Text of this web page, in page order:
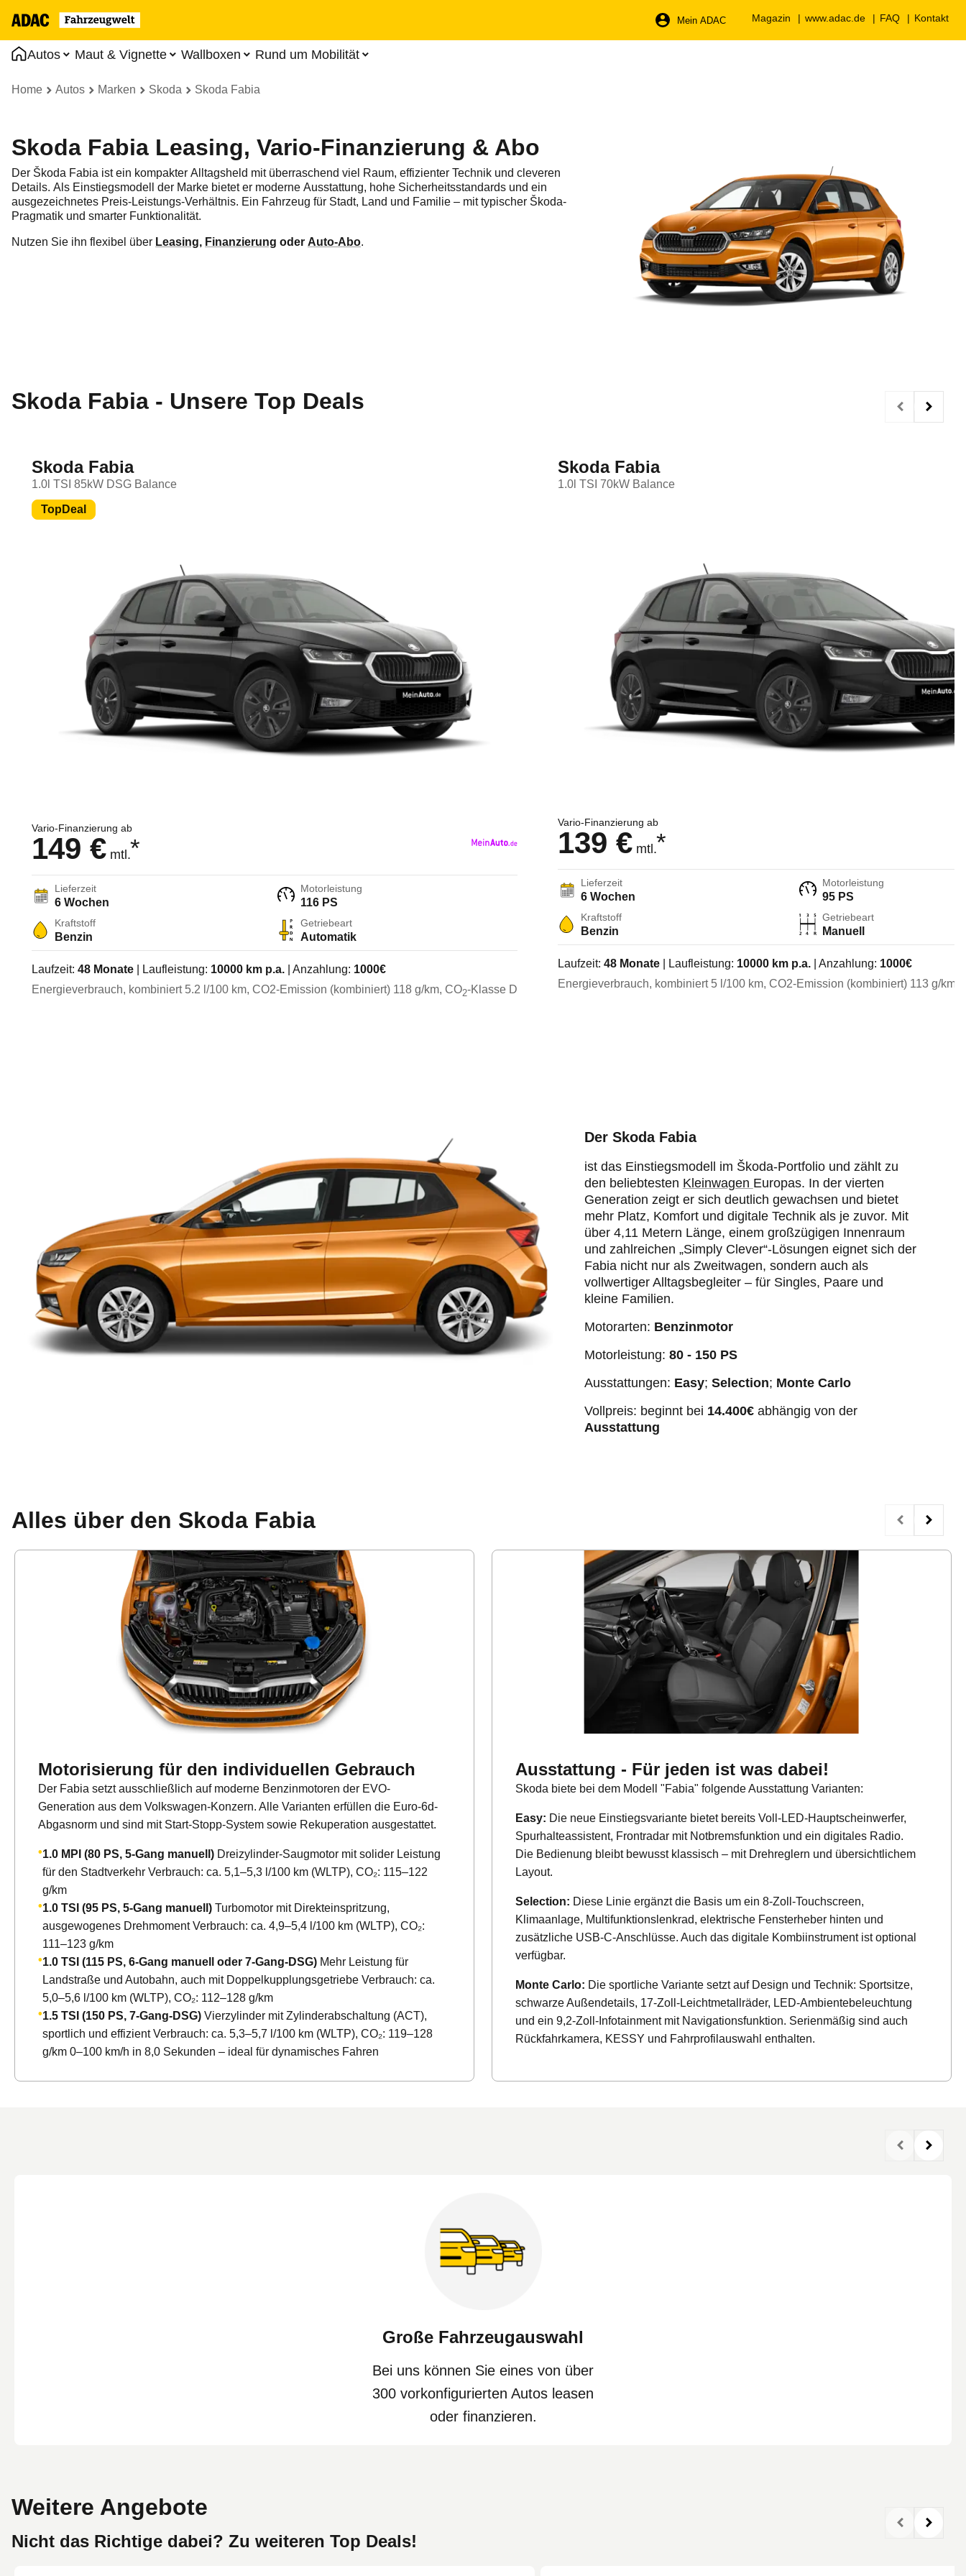
Mein ADAC Magazin www.adac.de FAQ Kontakt
Autos Maut & Vignette Wallboxen Rund um Mobilität
Home Autos Marken Skoda Skoda Fabia
Skoda Fabia Leasing, Vario-Finanzierung & Abo
Der Škoda Fabia ist ein kompakter Alltagsheld mit überraschend viel Raum, effizienter Technik und cleveren
Details. Als Einstiegsmodell der Marke bietet er moderne Ausstattung, hohe Sicherheitsstandards und ein
ausgezeichnetes Preis-Leistungs-Verhältnis. Ein Fahrzeug für Stadt, Land und Familie – mit typischer Škoda-
Pragmatik und smarter Funktionalität.
Nutzen Sie ihn flexibel über Leasing, Finanzierung oder Auto-Abo.
Skoda Fabia - Unsere Top Deals
Skoda Fabia
1.0l TSI 85kW DSG Balance
TopDeal
Vario-Finanzierung ab
149 € mtl.*
Lieferzeit
6 Wochen
Motorleistung
116 PS
Kraftstoff
Benzin
Getriebeart
Automatik
Laufzeit: 48 Monate | Laufleistung: 10000 km p.a. | Anzahlung: 1000€
Energieverbrauch, kombiniert 5.2 l/100 km, CO2-Emission (kombiniert) 118 g/km, CO2-Klasse D
Skoda Fabia
1.0l TSI 70kW Balance
Vario-Finanzierung ab
139 € mtl.*
Lieferzeit
6 Wochen
Motorleistung
95 PS
Kraftstoff
Benzin
Getriebeart
Manuell
Laufzeit: 48 Monate | Laufleistung: 10000 km p.a. | Anzahlung: 1000€
Energieverbrauch, kombiniert 5 l/100 km, CO2-Emission (kombiniert) 113 g/km
Der Skoda Fabia
ist das Einstiegsmodell im Škoda-Portfolio und zählt zu
den beliebtesten Kleinwagen Europas. In der vierten
Generation zeigt er sich deutlich gewachsen und bietet
mehr Platz, Komfort und digitale Technik als je zuvor. Mit
über 4,11 Metern Länge, einem großzügigen Innenraum
und zahlreichen „Simply Clever“-Lösungen eignet sich der
Fabia nicht nur als Zweitwagen, sondern auch als
vollwertiger Alltagsbegleiter – für Singles, Paare und
kleine Familien.
Motorarten: Benzinmotor
Motorleistung: 80 - 150 PS
Ausstattungen: Easy; Selection; Monte Carlo
Vollpreis: beginnt bei 14.400€abhängig von der
Ausstattung
Alles über den Skoda Fabia
Motorisierung für den individuellen Gebrauch
Der Fabia setzt ausschließlich auf moderne Benzinmotoren der EVO-
Generation aus dem Volkswagen-Konzern. Alle Varianten erfüllen die Euro-6d-
Abgasnorm und sind mit Start-Stopp-System sowie Rekuperation ausgestattet.
1.0 MPI (80 PS, 5-Gang manuell) Dreizylinder-Saugmotor mit solider Leistung
für den Stadtverkehr Verbrauch: ca. 5,1–5,3 l/100 km (WLTP), CO₂: 115–122
g/km
1.0 TSI (95 PS, 5-Gang manuell) Turbomotor mit Direkteinspritzung,
ausgewogenes Drehmoment Verbrauch: ca. 4,9–5,4 l/100 km (WLTP), CO₂:
111–123 g/km
1.0 TSI (115 PS, 6-Gang manuell oder 7-Gang-DSG) Mehr Leistung für
Landstraße und Autobahn, auch mit Doppelkupplungsgetriebe Verbrauch: ca.
5,0–5,6 l/100 km (WLTP), CO₂: 112–128 g/km
1.5 TSI (150 PS, 7-Gang-DSG) Vierzylinder mit Zylinderabschaltung (ACT),
sportlich und effizient Verbrauch: ca. 5,3–5,7 l/100 km (WLTP), CO₂: 119–128
g/km 0–100 km/h in 8,0 Sekunden – ideal für dynamisches Fahren
Ausstattung - Für jeden ist was dabei!
Skoda biete bei dem Modell "Fabia" folgende Ausstattung Varianten:
Easy: Die neue Einstiegsvariante bietet bereits Voll-LED-Hauptscheinwerfer,
Spurhalteassistent, Frontradar mit Notbremsfunktion und ein digitales Radio.
Die Bedienung bleibt bewusst klassisch – mit Drehreglern und übersichtlichem
Layout.
Selection: Diese Linie ergänzt die Basis um ein 8-Zoll-Touchscreen,
Klimaanlage, Multifunktionslenkrad, elektrische Fensterheber hinten und
zusätzliche USB-C-Anschlüsse. Auch das digitale Kombiinstrument ist optional
verfügbar.
Monte Carlo: Die sportliche Variante setzt auf Design und Technik: Sportsitze,
schwarze Außendetails, 17-Zoll-Leichtmetallräder, LED-Ambientebeleuchtung
und ein 9,2-Zoll-Infotainment mit Navigationsfunktion. Serienmäßig sind auch
Rückfahrkamera, KESSY und Fahrprofilauswahl enthalten.
Große Fahrzeugauswahl
Bei uns können Sie eines von über
300 vorkonfigurierten Autos leasen
oder finanzieren.
Weitere Angebote
Nicht das Richtige dabei? Zu weiteren Top Deals!